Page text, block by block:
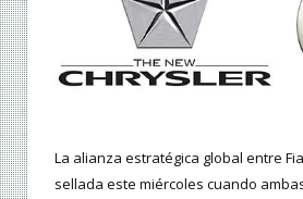
La alianza estratégica global entre
sellada este miércoles cuando